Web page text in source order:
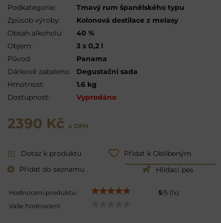
Podkategorie:
Tmavý rum španělského typu
Způsob výroby:
Kolonová destilace z melasy
Obsah alkoholu:
40 %
Objem:
3 x 0,2 l
Původ:
Panama
Dárkově zabaleno:
Degustační sada
Hmotnost:
1.6 kg
Dostupnost:
Vyprodáno
2390 Kč s DPH
Dotaz k produktu
Přidat k Oblíbeným
Přidat do seznamu
Hlídací pes
Hodnocení produktu: 5/5 (1 x)
Vaše hodnocení: